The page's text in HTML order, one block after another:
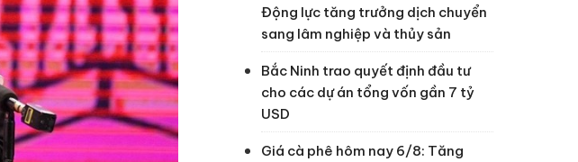
Động lực tăng trưởng dịch chuyển
sang lâm nghiệp và thủy sản
Bắc Ninh trao quyết định đầu tư
cho các dự án tổng vốn gần 7 tỷ
USD
Giá cà phê hôm nay 6/8: Tăng